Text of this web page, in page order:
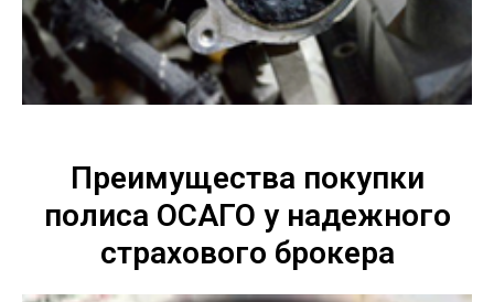
Преимущества покупки
полиса ОСАГО у надежного
страхового брокера